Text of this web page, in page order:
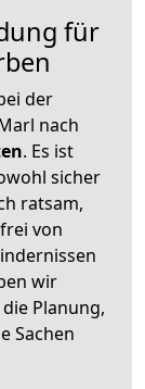
für
der
nach
. Es ist
sicher
ratsam,
von
wir
Planung,
Sachen